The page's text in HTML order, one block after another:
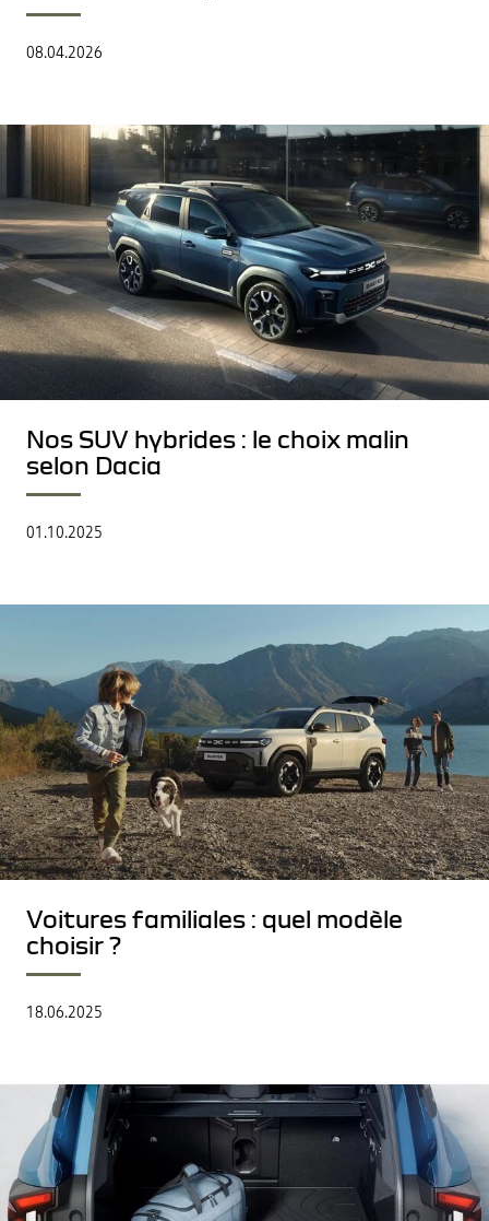
08.04.2026
Nos SUV hybrides : le choix malin
selon Dacia
01.10.2025
Voitures familiales : quel modèle
choisir ?
18.06.2025